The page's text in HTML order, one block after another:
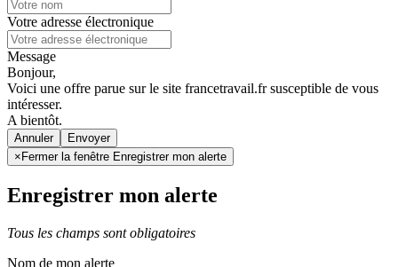
Votre adresse électronique
Message
Bonjour,
Voici une offre parue sur le site francetravail.fr susceptible de vous
intéresser.
A bientôt.
Annuler
× Fermer la fenêtre Enregistrer mon alerte
Enregistrer mon alerte
Tous les champs sont obligatoires
Nom de mon alerte